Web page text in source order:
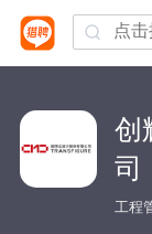
创
司
工程